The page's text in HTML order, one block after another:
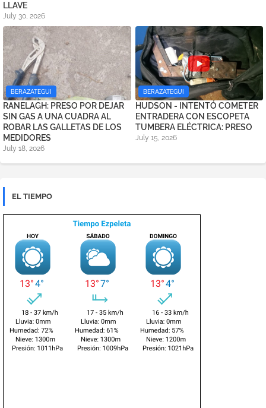
LLAVE
July 30, 2026
BERAZATEGUI
RANELAGH: PRESO POR DEJAR
SIN GAS A UNA CUADRA AL
ROBAR LAS GALLETAS DE LOS
MEDIDORES
July 18, 2026
BERAZATEGUI
HUDSON - INTENTÓ COMETER
ENTRADERA CON ESCOPETA
TUMBERA ELÉCTRICA: PRESO
July 15, 2026
EL TIEMPO